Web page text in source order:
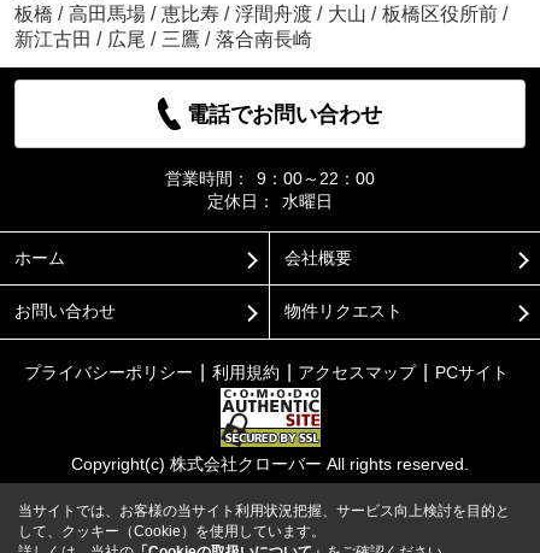
板橋 / 高田馬場 / 恵比寿 / 浮間舟渡 / 大山 / 板橋区役所前 /
新江古田 / 広尾 / 三鷹 / 落合南長崎
電話でお問い合わせ
営業時間：
9：00～22：00
定休日：
水曜日
ホーム 会社概要
お問い合わせ 物件リクエスト
プライバシーポリシー 利用規約 アクセスマップ PCサイト
Copyright(c) 株式会社クローバー All rights reserved.
当サイトでは、お客様の当サイト利用状況把握、サービス向上検討を目的と
して、クッキー（Cookie）を使用しています。